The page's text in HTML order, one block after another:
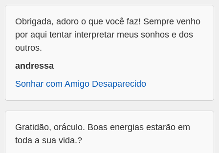
Obrigada, adoro o que você faz! Sempre venho
por aqui tentar interpretar meus sonhos e dos
outros.
andressa
Sonhar com Amigo Desaparecido
Gratidão, oráculo. Boas energias estarão em
toda a sua vida.?